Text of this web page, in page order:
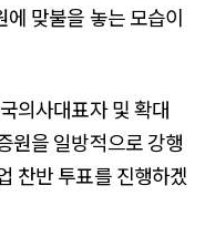
에 맞불을 놓는 모습이
의사대표자 및 확대
원을 일방적으로 강행
찬반 투표를 진행하겠